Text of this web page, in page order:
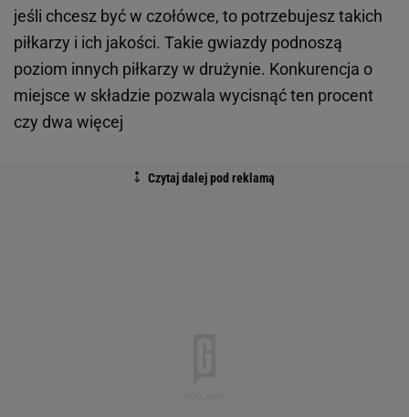
jeśli chcesz być w czołówce, to potrzebujesz takich
piłkarzy i ich jakości. Takie gwiazdy podnoszą
poziom innych piłkarzy w drużynie. Konkurencja o
miejsce w składzie pozwala wycisnąć ten procent
czy dwa więcej